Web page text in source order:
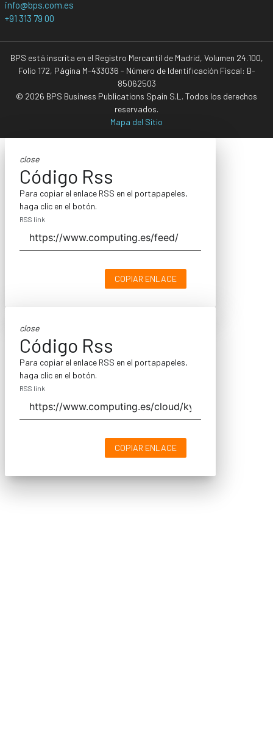
info@bps.com.es
+91 313 79 00
BPS está inscrita en el Registro Mercantil de Madrid, Volumen 24.100,
Folio 172, Página M-433036 - Número de Identificación Fiscal: B-
85062503
© 2026 BPS Business Publications Spain S.L. Todos los derechos
reservados.
Mapa del Sitio
close
Código Rss
Para copiar el enlace RSS en el portapapeles,
haga clic en el botón.
RSS link
COPIAR ENLACE
close
Código Rss
Para copiar el enlace RSS en el portapapeles,
haga clic en el botón.
RSS link
COPIAR ENLACE